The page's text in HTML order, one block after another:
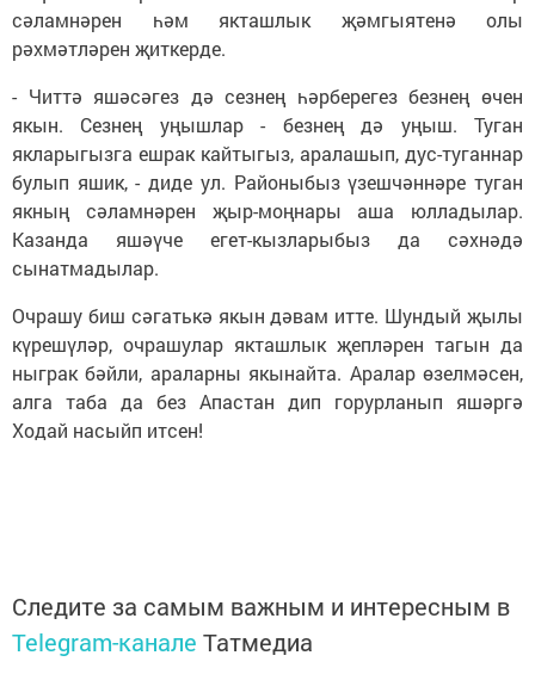
сәламнәрен һәм якташлык җәмгыятенә олы
рәхмәтләрен җиткерде.
- Читтә яшәсәгез дә сезнең һәрберегез безнең өчен
якын. Сезнең уңышлар - безнең дә уңыш. Туган
якларыгызга ешрак кайтыгыз, аралашып, дус-туганнар
булып яшик, - диде ул. Районыбыз үзешчәннәре туган
якның сәламнәрен җыр-моңнары аша юлладылар.
Казанда яшәүче егет-кызларыбыз да сәхнәдә
сынатмадылар.
Очрашу биш сәгатькә якын дәвам итте. Шундый җылы
күрешүләр, очрашулар якташлык җепләрен тагын да
ныграк бәйли, араларны якынайта. Аралар өзелмәсен,
алга таба да без Апастан дип горурланып яшәргә
Ходай насыйп итсен!
Следите за самым важным и интересным в
Telegram-канале Татмедиа